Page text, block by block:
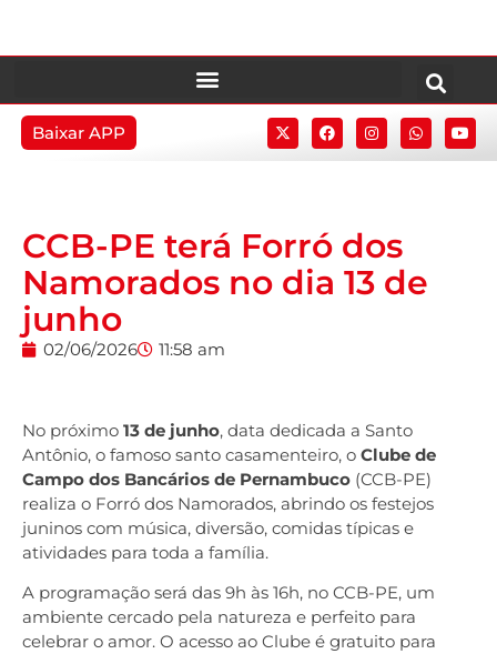
Baixar APP
CCB-PE terá Forró dos
Namorados no dia 13 de
junho
02/06/2026 11:58 am
No próximo 13 de junho, data dedicada a Santo
Antônio, o famoso santo casamenteiro, o Clube de
Campo dos Bancários de Pernambuco (CCB-PE)
realiza o Forró dos Namorados, abrindo os festejos
juninos com música, diversão, comidas típicas e
atividades para toda a família.
A programação será das 9h às 16h, no CCB-PE, um
ambiente cercado pela natureza e perfeito para
celebrar o amor. O acesso ao Clube é gratuito para